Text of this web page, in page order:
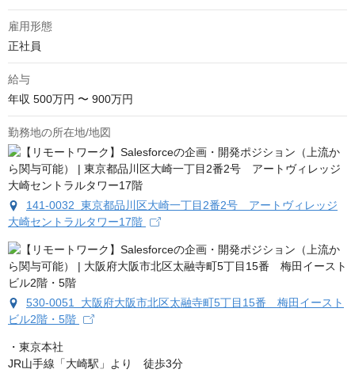
雇用形態
正社員
給与
年収 500万円 〜 900万円
勤務地の所在地/地図
141-0032 東京都品川区大崎一丁目2番2号 アートヴィレッジ
大崎セントラルタワー17階
530-0051 大阪府大阪市北区太融寺町5丁目15番 梅田イースト
ビル2階・5階
・東京本社
JR山手線「大崎駅」より　徒歩3分